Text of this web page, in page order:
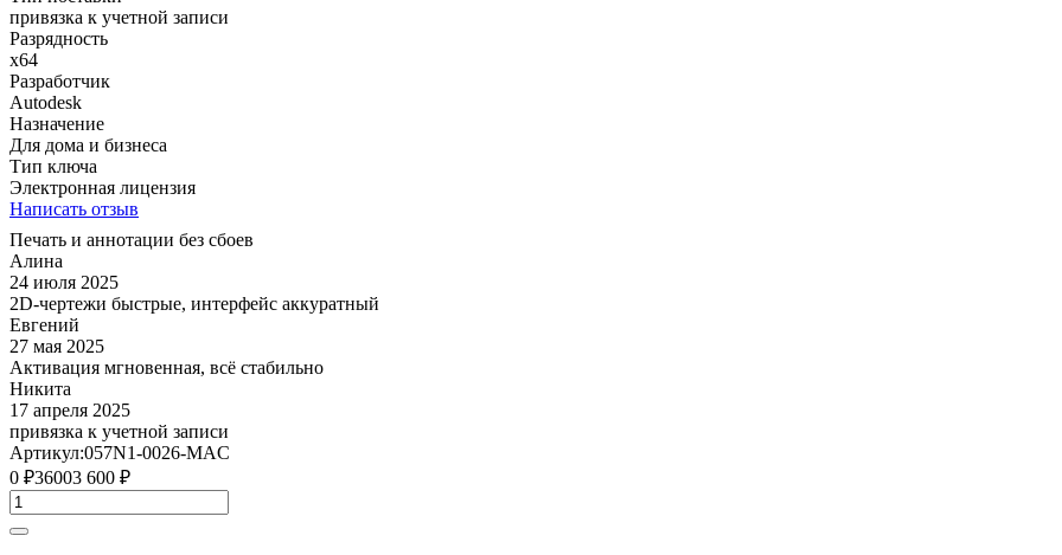
привязка к учетной записи
Разрядность
x64
Разработчик
Autodesk
Назначение
Для дома и бизнеса
Тип ключа
Электронная лицензия
Написать отзыв
Печать и аннотации без сбоев
Алина
24 июля 2025
2D‑чертежи быстрые, интерфейс аккуратный
Евгений
27 мая 2025
Активация мгновенная, всё стабильно
Никита
17 апреля 2025
привязка к учетной записи
Артикул:057N1-0026-MAC
0 ₽36003 600 ₽